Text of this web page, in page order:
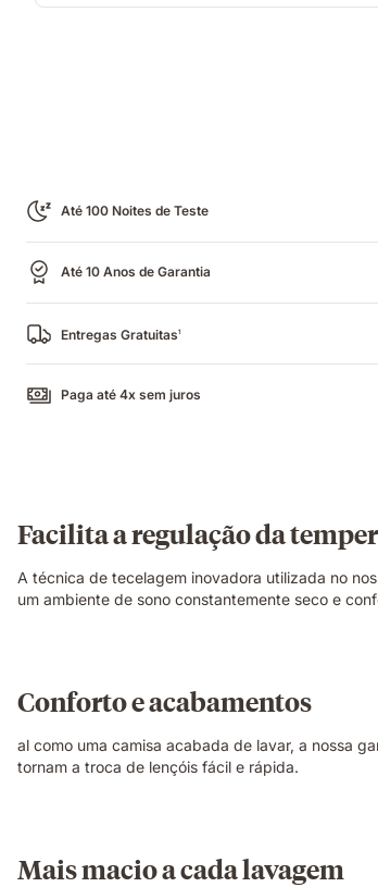
Até 100 Noites de Teste
Até 10 Anos de Garantia
Entregas Gratuitas1
Paga até 4x sem juros
Facilita a regulação da
A técnica de tecelagem inovadora utilizada no
um ambiente de sono constantemente seco e
Conforto e acabamentos
al como uma camisa acabada de lavar, a nossa
tornam a troca de lençóis fácil e rápida.
Mais macio a cada lavagem